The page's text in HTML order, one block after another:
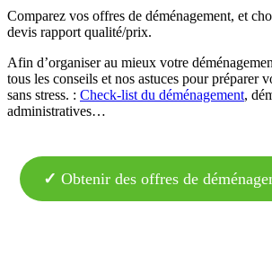
Comparez vos offres de déménagement, et
devis rapport qualité/prix.
Afin d’organiser au mieux votre
tous les conseils et nos astuces pour préparer
sans stress. : Check-list du déménagement,
administratives…
✓ Obtenir des offres de